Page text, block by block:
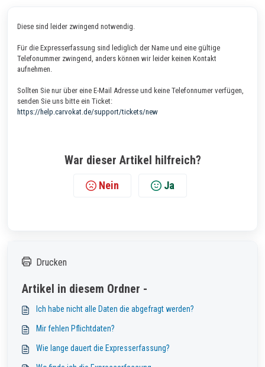
Diese sind leider zwingend notwendig.
Für die Expresserfassung sind lediglich der Name und eine gültige
Telefonummer zwingend, anders können wir leider keinen Kontakt
aufnehmen.
Sollten Sie nur über eine E-Mail Adresse und keine Telefonnumer verfügen,
senden Sie uns bitte ein Ticket:
https://help.carvokat.de/support/tickets/new
War dieser Artikel hilfreich?
Nein Ja
Drucken
Artikel in diesem Ordner -
Ich habe nicht alle Daten die abgefragt werden?
Mir fehlen Pflichtdaten?
Wie lange dauert die Expresserfassung?